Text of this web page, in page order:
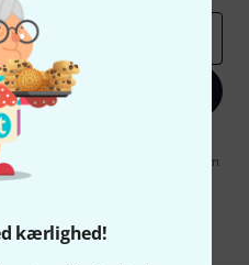
kærlighed!
dig nu
nu", erklærer jeg mig samtidig
Dette tilsagn kan når som
informationer i vores
felt